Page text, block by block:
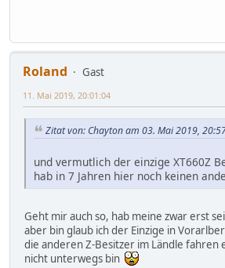
Roland
Gast
11. Mai 2019, 20:01:04
Zitat von: Chayton am 03. Mai 2019,
und vermutlich der einzige XT660Z
hab in 7 Jahren hier noch keinen
Geht mir auch so, hab meine zwar erst
aber bin glaub ich der Einzige in
die anderen Z-Besitzer im Ländle fahren
nicht unterwegs bin